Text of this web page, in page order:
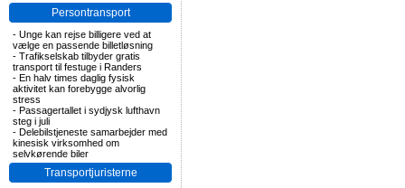
Persontransport
- Unge kan rejse billigere ved at
vælge en passende billetløsning
- Trafikselskab tilbyder gratis
transport til festuge i Randers
- En halv times daglig fysisk
aktivitet kan forebygge alvorlig
stress
- Passagertallet i sydjysk lufthavn
steg i juli
- Delebilstjeneste samarbejder med
kinesisk virksomhed om
selvkørende biler
Transportjuristerne